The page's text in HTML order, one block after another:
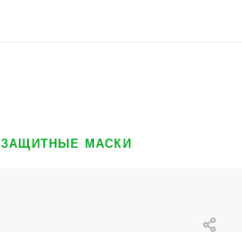
ЗАЩИТНЫЕ МАСКИ